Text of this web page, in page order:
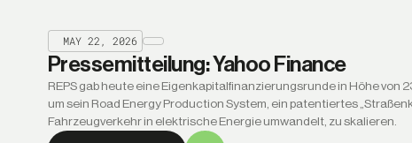
MAY 22, 2026
Pressemitteilung: Yahoo Finance
REPS gab heute eine Eigenkapitalfinanzierungsrunde in Höhe von
um sein Road Energy Production System, ein patentiertes
Fahrzeugverkehr in elektrische Energie umwandelt, zu skalieren.